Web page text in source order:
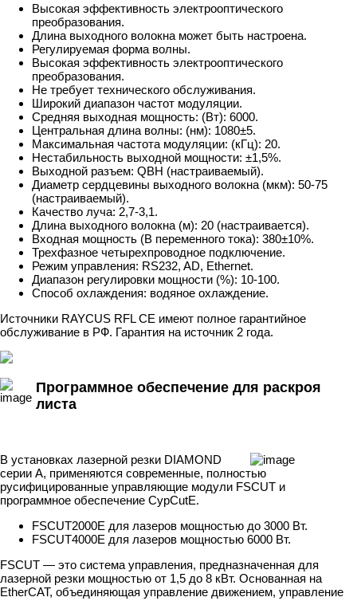
Высокая эффективность электрооптического
преобразования.
Длина выходного волокна может быть настроена.
Регулируемая форма волны.
Высокая эффективность электрооптического
преобразования.
Не требует технического обслуживания.
Широкий диапазон частот модуляции.
Средняя выходная мощность: (Вт): 6000.
Центральная длина волны: (нм): 1080±5.
Максимальная частота модуляции: (кГц): 20.
Нестабильность выходной мощности: ±1,5%.
Выходной разъем: QBH (настраиваемый).
Диаметр сердцевины выходного волокна (мкм): 50-75
(настраиваемый).
Качество луча: 2,7-3,1.
Длина выходного волокна (м): 20 (настраивается).
Входная мощность (В переменного тока): 380±10%.
Трехфазное четырехпроводное подключение.
Режим управления: RS232, AD, Ethernet.
Диапазон регулировки мощности (%): 10-100.
Способ охлаждения: водяное охлаждение.
Источники RAYCUS RFL CE имеют полное гарантийное
обслуживание в РФ. Гарантия на источник 2 года.
Программное обеспечение для раскроя
листа
В установках лазерной резки DIAMOND
серии А, применяются современные, полностью
русифицированные управляющие модули FSCUT и
программное обеспечение CypCutE.
FSCUT2000Е для лазеров мощностью до 3000 Вт.
FSCUT4000Е для лазеров мощностью 6000 Вт.
FSCUT — это система управления, предназначенная для
лазерной резки мощностью от 1,5 до 8 кВт. Основанная на
EtherCAT, объединяющая управление движением, управление